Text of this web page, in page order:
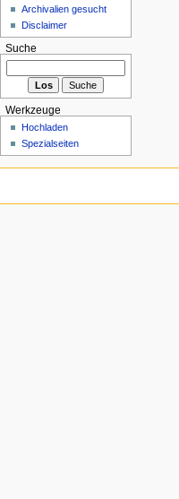
Archivalien gesucht
Disclaimer
Suche
Werkzeuge
Hochladen
Spezialseiten